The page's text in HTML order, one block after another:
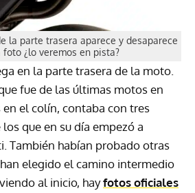
la parte trasera aparece y desaparece
foto ¿lo veremos en pista?
en la parte trasera de la moto.
fue de las últimas motos en
el colín, contaba con tres
que en su día empezó a
También habían probado otras
elegido el camino intermedio
al inicio, hayfotos oficiales